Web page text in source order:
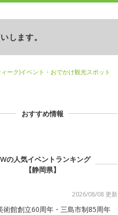
します。
ーク)イベント・おでかけ観光スポット
おすすめ情報
の人気イベントランキング
【静岡県】
2026/08/08 更新
術館創立60周年・三島市制85周年